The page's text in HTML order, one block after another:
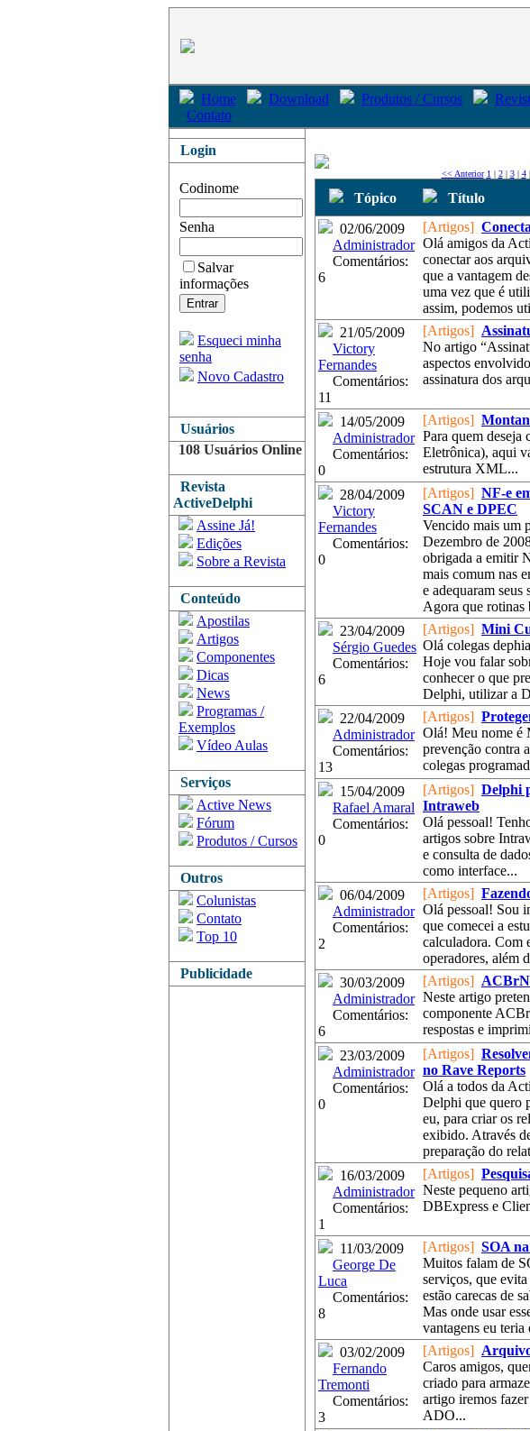
Home Download Produtos / Cursos
Contato
Login
Codinome
Senha
Salvar
informações
Esqueci minha
senha
Novo Cadastro
Usuários
108 Usuários Online
Revista
ActiveDelphi
Assine Já!
Edições
Sobre a Revista
Conteúdo
Apostilas
Artigos
Componentes
Dicas
News
Programas /
Exemplos
Vídeo Aulas
Serviços
Active News
Fórum
Produtos / Cursos
Outros
Colunistas
Contato
Top 10
Publicidade
<< Anterior 1 | 2| 3| 4|
Tópico Título
02/06/2009
Administrador
Comentários:
6
[Artigos]
Olá amigos da
conectar aos
que a vantagem
uma vez que é
assim, podemos
21/05/2009
Victory
Fernandes
Comentários:
11
[Artigos]
No artigo
aspectos
assinatura dos
14/05/2009
Administrador
Comentários:
0
[Artigos]
Para quem deseja
Eletrônica), aqui
estrutura XML...
28/04/2009
Victory
Fernandes
Comentários:
0
[Artigos] NF-e
SCAN e DPEC
Vencido mais um
Dezembro de
obrigada a emitir
mais comum nas
e adequaram seus
Agora que rotinas
23/04/2009
Sérgio Guedes
Comentários:
6
[Artigos] Mini
Olá colegas
Hoje vou falar
conhecer o que
Delphi, utilizar a
22/04/2009
Administrador
Comentários:
13
[Artigos]
Olá! Meu nome é
prevenção contra
colegas
15/04/2009
Rafael Amaral
Comentários:
0
[Artigos] Delphi
Intraweb
Olá pessoal!
artigos sobre
e consulta de
como interface...
06/04/2009
Administrador
Comentários:
2
[Artigos]
Olá pessoal! Sou
que comecei a
calculadora. Com
operadores, além
30/03/2009
Administrador
Comentários:
6
[Artigos]
Neste artigo
componente
respostas e
23/03/2009
Administrador
Comentários:
0
[Artigos]
no Rave Reports
Olá a todos da
Delphi que quero
eu, para criar os
exibido. Através
preparação do
16/03/2009
Administrador
Comentários:
1
[Artigos]
Neste pequeno
DBExpress e
11/03/2009
George De
Luca
Comentários:
8
[Artigos] SOA
Muitos falam de
serviços, que
estão carecas de
Mas onde usar
vantagens eu teria
03/02/2009
Fernando
Tremonti
Comentários:
3
[Artigos]
Caros amigos,
criado para
artigo iremos
ADO...